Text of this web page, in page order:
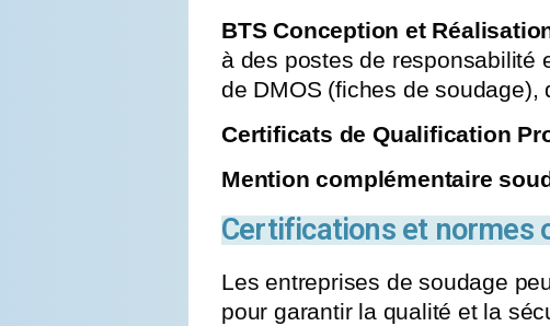
BTS Conception et
à des postes de responsabilité
de DMOS (fiches de
Certificats de Qualification
Mention complémentaire
Certifications et normes
Les entreprises de soudage
pour garantir la qualité et la